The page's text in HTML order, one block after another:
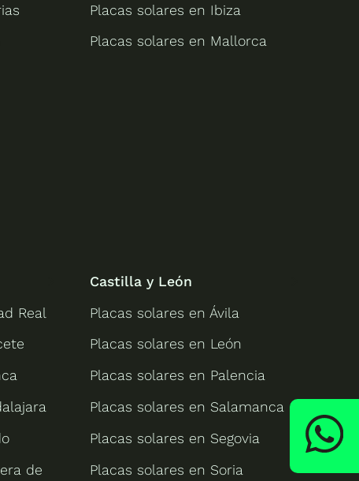
Placas solares en Ibiza
Placas solares en Mallorca
Real
de
Castilla y León
Placas solares en Ávila
Placas solares en León
Placas solares en Palencia
Placas solares en Salamanca
Placas solares en Segovia
Placas solares en Soria